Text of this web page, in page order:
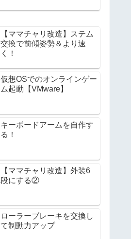
【ママチャリ改造】ステム
交換で前傾姿勢＆より速
く！
仮想OSでのオンラインゲー
ム起動【VMware】
キーボードアームを自作す
る！
【ママチャリ改造】外装6
段にする②
ローラーブレーキを交換し
て制動力アップ